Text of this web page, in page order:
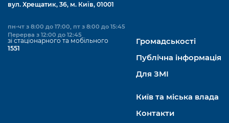
вул. Хрещатик, 36, м. Київ, 01001
пн-чт з 8:00 до 17:00, пт з 8:00 до 15:45
Перерва з 12:00 до 12:45
зі стаціонарного та мобільного
1551
Громадськості
Публічна інформація
Для ЗМІ
Київ та міська влада
Контакти